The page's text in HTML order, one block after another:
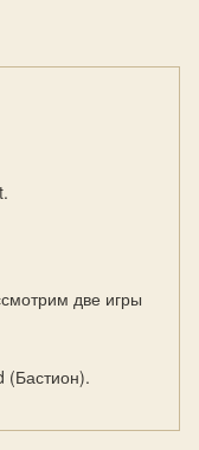
две игры
(Бастион).